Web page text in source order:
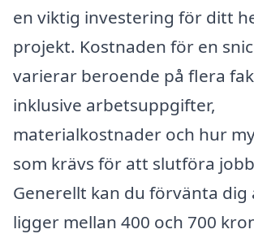
en viktig investering för ditt
projekt. Kostnaden för en
varierar beroende på flera
inklusive arbetsuppgifter,
materialkostnader och hur
som krävs för att slutföra
Generellt kan du förvänta dig
ligger mellan 400 och 700